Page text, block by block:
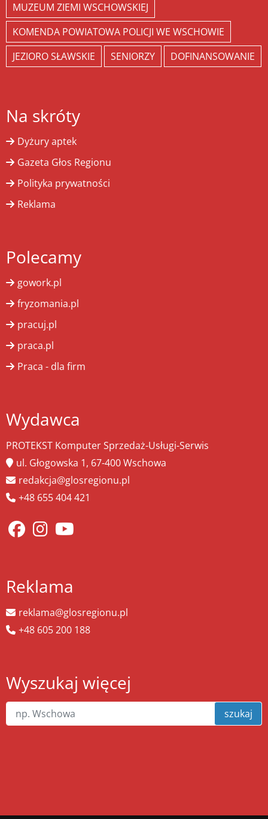
MUZEUM ZIEMI WSCHOWSKIEJ
KOMENDA POWIATOWA POLICJI WE WSCHOWIE
JEZIORO SŁAWSKIE
SENIORZY DOFINANSOWANIE
Na skróty
Dyżury aptek
Gazeta Głos Regionu
Polityka prywatności
Reklama
Polecamy
gowork.pl
fryzomania.pl
pracuj.pl
praca.pl
Praca - dla firm
Wydawca
PROTEKST Komputer Sprzedaż-Usługi-Serwis
ul. Głogowska 1, 67-400 Wschowa
redakcja@glosregionu.pl
+48 655 404 421
Reklama
reklama@glosregionu.pl
+48 605 200 188
Wyszukaj więcej
szukaj